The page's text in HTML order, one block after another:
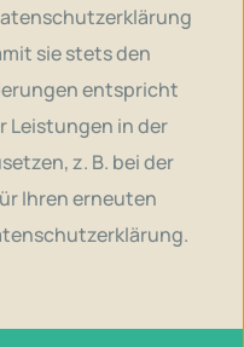
sie stets den
entspricht
Leistungen in der
z. B. bei der
Ihren erneuten